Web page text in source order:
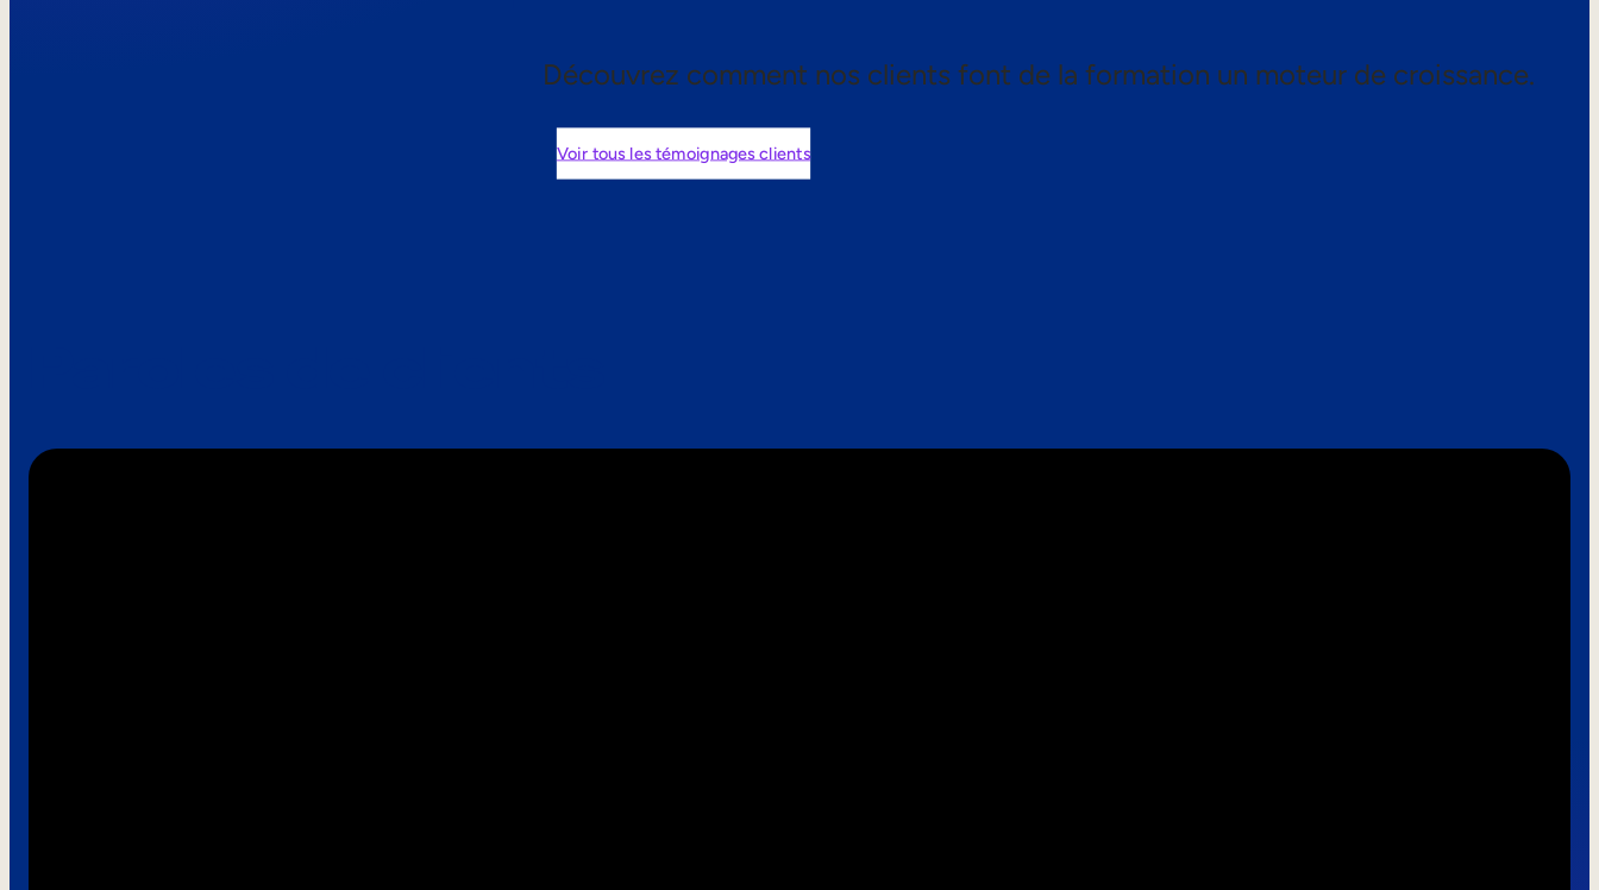
Découvrez comment nos clients font de la formation un moteur de croissance.
Voir tous les témoignages clients